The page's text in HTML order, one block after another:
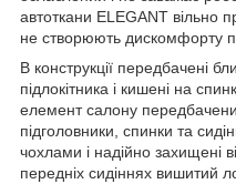
автоткани ELEGANT вільно
не створюють дискомфорту
В конструкції передбачені
підлокітника і кишені на
елемент салону
підголовники, спинки та
чохлами і надійно захищені
передніх сидіннях вишитий